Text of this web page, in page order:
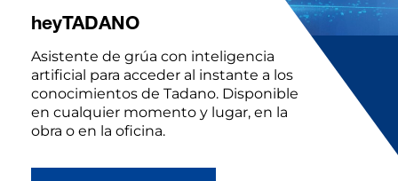
heyTADANO
Asistente de grúa con inteligencia
artificial para acceder al instante a los
conocimientos de Tadano. Disponible
en cualquier momento y lugar, en la
obra o en la oficina.